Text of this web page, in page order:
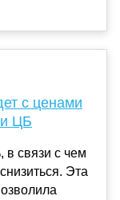
с ценами
ЦБ
в связи с чем
Эта